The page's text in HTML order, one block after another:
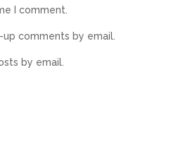
I comment.
comments by email.
by email.